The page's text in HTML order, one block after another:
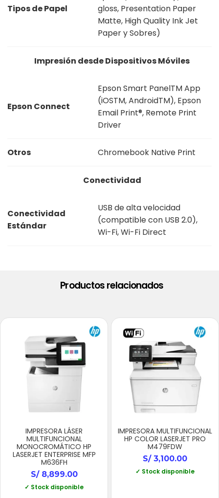
Tipos de Papel
gloss, Presentation Paper
Matte, High Quality Ink Jet
Paper y Sobres)
Impresión desde Dispositivos Móviles
Epson Connect
Epson Smart PanelTM App
(iOSTM, AndroidTM), Epson
Email Print®, Remote Print
Driver
Otros Chromebook Native Print
Conectividad
Conectividad
Estándar
USB de alta velocidad
(compatible con USB 2.0),
Wi-Fi, Wi-Fi Direct
Productos relacionados
IMPRESORA LÁSER
MULTIFUNCIONAL
MONOCROMÁTICO HP
LASERJET ENTERPRISE MFP
M636FH
S/8,899.00
✓ Stock disponible
IMPRESORA MULTIFUNCIONAL
HP COLOR LASERJET PRO
M479FDW
S/3,100.00
✓ Stock disponible